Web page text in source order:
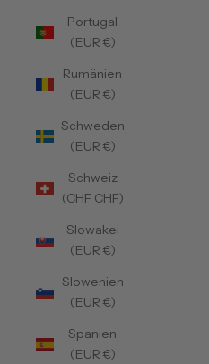
Portugal
(EUR €)
Rumänien
(EUR €)
Schweden
(EUR €)
Schweiz
(CHF CHF)
Slowakei
(EUR €)
Slowenien
(EUR €)
Spanien
(EUR €)